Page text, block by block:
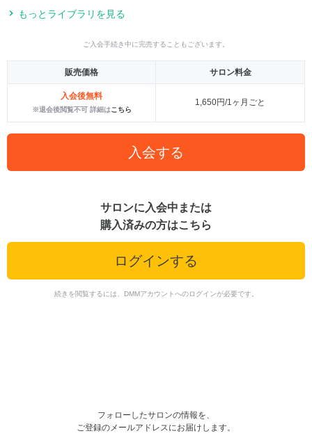
もっとライブラリを見る
ご入会手続き中に完売することもございます。
販売価格 サロン料金
入会後無料
※退会後閲覧不可 詳細はこちら
1,650円/1ヶ月ごと
入会する
サロンに入会中または
購入済みの方はこちら
ログインする
続きを閲覧するには、DMMアカウントへのログインが必要です。
フォローしたサロンの情報を、
ご登録のメールアドレスにお届けします。